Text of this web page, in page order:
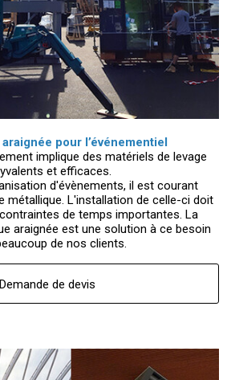
pour l’événementiel
implique des matériels de levage
et efficaces.
d'évènements, il est courant
métallique. L'installation de celle-ci doit
de temps importantes. La
araignée est une solution à ce besoin
de nos clients.
Demande de devis